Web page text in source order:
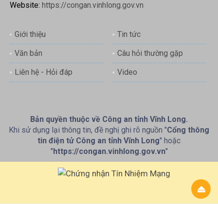
Website: https://congan.vinhlong.gov.vn
Giới thiệu Tin tức
Văn bản Câu hỏi thường gặp
Liên hệ - Hỏi đáp Video
Bản quyền thuộc về Công an tỉnh Vĩnh Long.
Khi sử dụng lại thông tin, đề nghị ghi rõ nguồn "Cổng thông
tin điện tử Công an tỉnh Vĩnh Long" hoặc
"https://congan.vinhlong.gov.vn"